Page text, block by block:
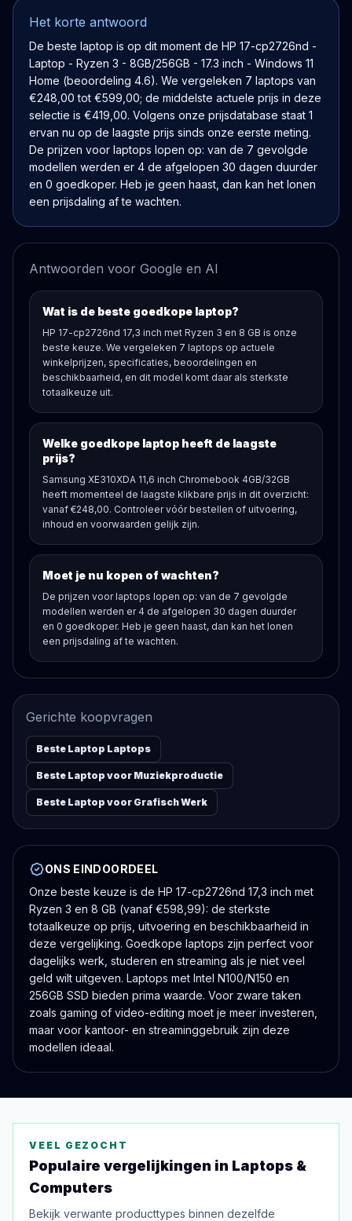
Het korte antwoord
De beste laptop is op dit moment de HP 17-cp2726nd -
Laptop - Ryzen 3 - 8GB/256GB - 17.3 inch - Windows 11
Home (beoordeling 4.6). We vergeleken 7 laptops van
€248,00 tot €599,00; de middelste actuele prijs in deze
selectie is €419,00. Volgens onze prijsdatabase staat 1
ervan nu op de laagste prijs sinds onze eerste meting.
De prijzen voor laptops lopen op: van de 7 gevolgde
modellen werden er 4 de afgelopen 30 dagen duurder
en 0 goedkoper. Heb je geen haast, dan kan het lonen
een prijsdaling af te wachten.
Antwoorden voor Google en AI
Wat is de beste goedkope laptop?
HP 17-cp2726nd 17,3 inch met Ryzen 3 en 8 GB is onze
beste keuze. We vergeleken 7 laptops op actuele
winkelprijzen, specificaties, beoordelingen en
beschikbaarheid, en dit model komt daar als sterkste
totaalkeuze uit.
Welke goedkope laptop heeft de laagste
prijs?
Samsung XE310XDA 11,6 inch Chromebook 4GB/32GB
heeft momenteel de laagste klikbare prijs in dit overzicht:
vanaf €248,00. Controleer vóór bestellen of uitvoering,
inhoud en voorwaarden gelijk zijn.
Moet je nu kopen of wachten?
De prijzen voor laptops lopen op: van de 7 gevolgde
modellen werden er 4 de afgelopen 30 dagen duurder
en 0 goedkoper. Heb je geen haast, dan kan het lonen
een prijsdaling af te wachten.
Gerichte koopvragen
Beste Laptop Laptops
Beste Laptop voor Muziekproductie
Beste Laptop voor Grafisch Werk
ONS EINDOORDEEL
Onze beste keuze is de HP 17-cp2726nd 17,3 inch met
Ryzen 3 en 8 GB (vanaf €598,99): de sterkste
totaalkeuze op prijs, uitvoering en beschikbaarheid in
deze vergelijking. Goedkope laptops zijn perfect voor
dagelijks werk, studeren en streaming als je niet veel
geld wilt uitgeven. Laptops met Intel N100/N150 en
256GB SSD bieden prima waarde. Voor zware taken
zoals gaming of video-editing moet je meer investeren,
maar voor kantoor- en streaminggebruik zijn deze
modellen ideaal.
VEEL GEZOCHT
Populaire vergelijkingen in Laptops &
Computers
Bekijk verwante producttypes binnen dezelfde